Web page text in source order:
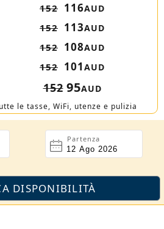
152 116AUD
152 113AUD
152 108AUD
152 101 AUD
152 95AUD
le tasse, WiFi, utenze e pulizia
Partenza